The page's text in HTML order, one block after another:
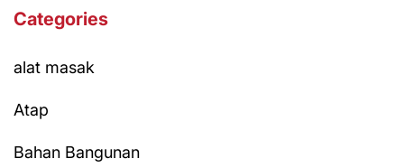
Categories
alat masak
Atap
Bahan Bangunan